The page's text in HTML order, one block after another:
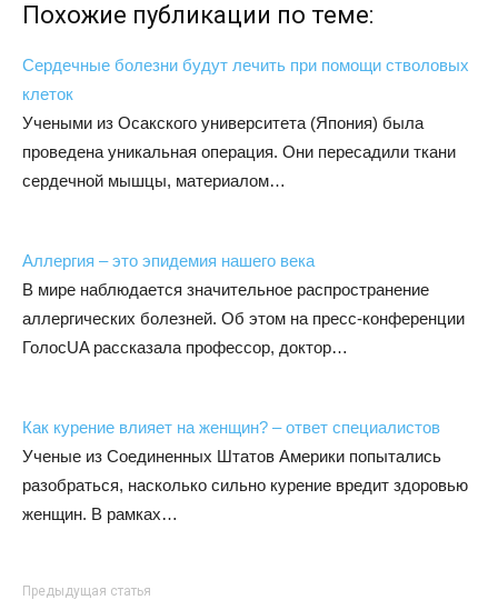
Похожие публикации по теме:
Сердечные болезни будут лечить при помощи стволовых
клеток
Учеными из Осакского университета (Япония) была
проведена уникальная операция. Они пересадили ткани
сердечной мышцы, материалом…
Аллергия – это эпидемия нашего века
В мире наблюдается значительное распространение
аллергических болезней. Об этом на пресс-конференции
ГолосUA рассказала профессор, доктор…
Как курение влияет на женщин? – ответ специалистов
Ученые из Соединенных Штатов Америки попытались
разобраться, насколько сильно курение вредит здоровью
женщин. В рамках…
Предыдущая статья